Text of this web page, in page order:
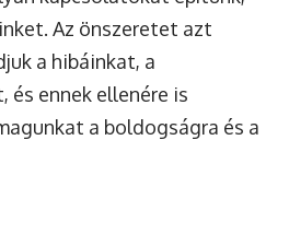
Az önszeretet azt
a hibáinkat, a
ennek ellenére is
a boldogságra és a